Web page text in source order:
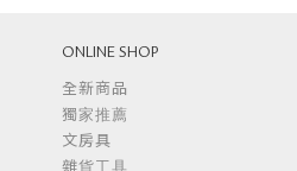
ONLINE SHOP
全新商品
獨家推薦
文房具